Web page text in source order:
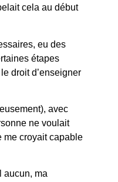
cela au début
eu des
étapes
droit d’enseigner
avec
ne voulait
me croyait capable
aucun, ma